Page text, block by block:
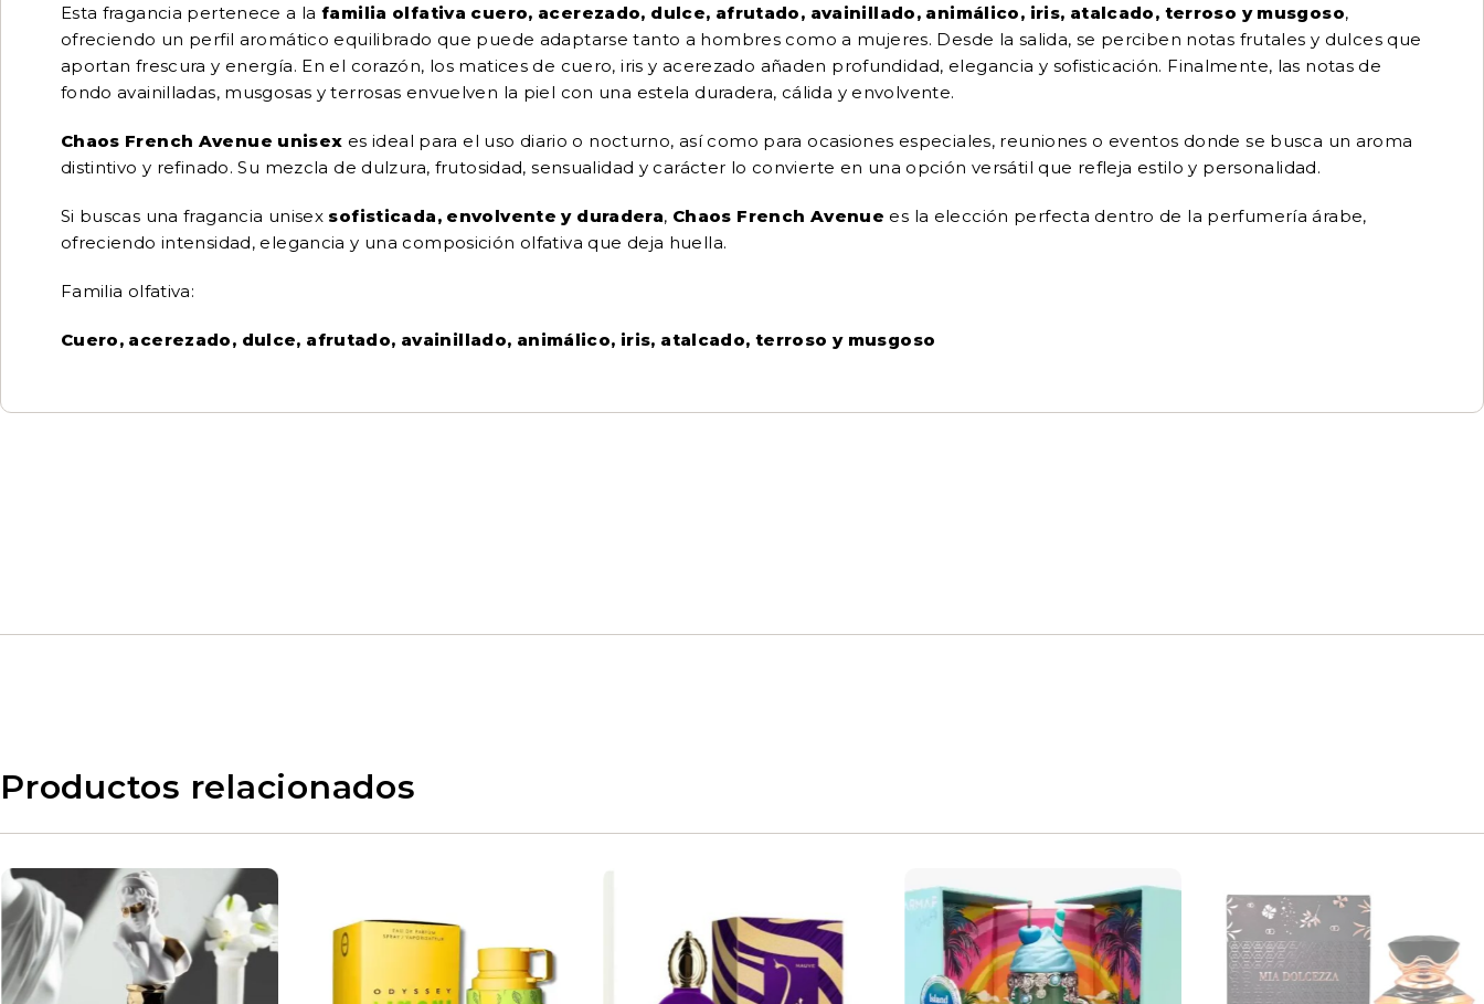
Esta fragancia pertenece a la familia olfativa cuero, acerezado, dulce, afrutado, avainillado, animálico, iris, atalcado, terroso y musgoso,
ofreciendo un perfil aromático equilibrado que puede adaptarse tanto a hombres como a mujeres. Desde la salida, se perciben notas frutales y dulces que
aportan frescura y energía. En el corazón, los matices de cuero, iris y acerezado añaden profundidad, elegancia y sofisticación. Finalmente, las notas de
fondo avainilladas, musgosas y terrosas envuelven la piel con una estela duradera, cálida y envolvente.
Chaos French Avenue unisex es ideal para el uso diario o nocturno, así como para ocasiones especiales, reuniones o eventos donde se busca un aroma
distintivo y refinado. Su mezcla de dulzura, frutosidad, sensualidad y carácter lo convierte en una opción versátil que refleja estilo y personalidad.
Si buscas una fragancia unisex sofisticada, envolvente y duradera, Chaos French Avenue es la elección perfecta dentro de la perfumería árabe,
ofreciendo intensidad, elegancia y una composición olfativa que deja huella.
Familia olfativa:
Cuero, acerezado, dulce, afrutado, avainillado, animálico, iris, atalcado, terroso y musgoso
Productos relacionados